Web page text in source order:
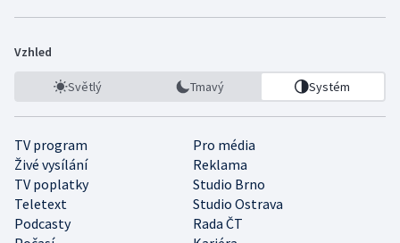
Vzhled
Světlý Tmavý Systém
TV program
Pro média
Živé vysílání
Reklama
TV poplatky
Studio Brno
Teletext
Studio Ostrava
Podcasty
Rada ČT